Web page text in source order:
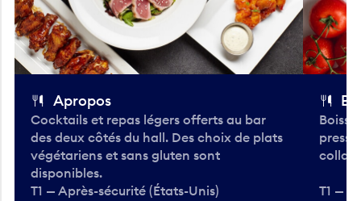
Apropos
Cocktails et repas légers offerts au bar
des deux côtés du hall. Des choix de plats
végétariens et sans gluten sont
disponibles.
T1 — Après-sécurité (États-Unis)
T1 —